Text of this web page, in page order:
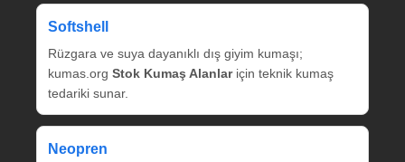
Softshell
Rüzgara ve suya dayanıklı dış giyim kumaşı;
kumas.org Stok Kumaş Alanlariçin teknik kumaş
tedariki sunar.
Neopren